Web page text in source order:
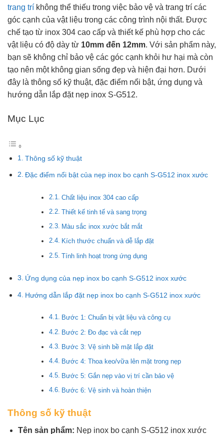
trang trí không thể thiếu trong việc bảo vệ và trang trí các
góc cạnh của vật liệu trong các công trình nội thất. Được
chế tạo từ inox 304 cao cấp và thiết kế phù hợp cho các
vật liệu có độ dày từ 10mm đến 12mm. Với sản phẩm này,
bạn sẽ không chỉ bảo vệ các góc cạnh khỏi hư hại mà còn
tạo nên một không gian sống đẹp và hiện đại hơn. Dưới
đây là thông số kỹ thuật, đặc điểm nổi bật, ứng dụng và
hướng dẫn lắp đặt nẹp inox S-G512.
Mục Lục
Thông số kỹ thuật
Đặc điểm nổi bật của nẹp inox bo cạnh S-G512 inox xước
Chất liệu inox 304 cao cấp
Thiết kế tinh tế và sang trọng
Màu sắc inox xước bắt mắt
Kích thước chuẩn và dễ lắp đặt
Tính linh hoạt trong ứng dụng
Ứng dụng của nẹp inox bo cạnh S-G512 inox xước
Hướng dẫn lắp đặt nẹp inox bo cạnh S-G512 inox xước
Bước 1: Chuẩn bị vật liệu và công cụ
Bước 2: Đo đạc và cắt nẹp
Bước 3: Vệ sinh bề mặt lắp đặt
Bước 4: Thoa keo/vữa lên mặt trong nẹp
Bước 5: Gắn nẹp vào vị trí cần bảo vệ
Bước 6: Vệ sinh và hoàn thiện
Thông số kỹ thuật
Tên sản phẩm: Nẹp inox bo cạnh S-G512 inox xước